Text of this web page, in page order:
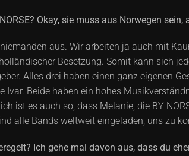
Okay, sie muss aus Norwegen sein,
aus. Wir arbeiten ja auch mit
Besetzung. Somit kann sich
Alles drei haben einen ganz eigenen
Beide haben ein hohes
ist es auch so, dass Melanie, die BY
alle Bands weltweit eingeladen, uns zu
Ich gehe mal davon aus, dass du